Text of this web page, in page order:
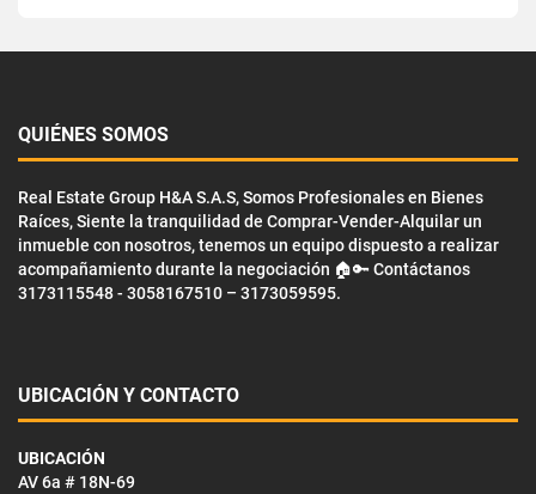
QUIÉNES SOMOS
Real Estate Group H&A S.A.S, Somos Profesionales en Bienes
Raíces, Siente la tranquilidad de Comprar-Vender-Alquilar un
inmueble con nosotros, tenemos un equipo dispuesto a realizar
acompañamiento durante la negociación 🏠🔑 Contáctanos
3173115548 - 3058167510 – 3173059595.
UBICACIÓN Y CONTACTO
UBICACIÓN
AV 6a # 18N-69